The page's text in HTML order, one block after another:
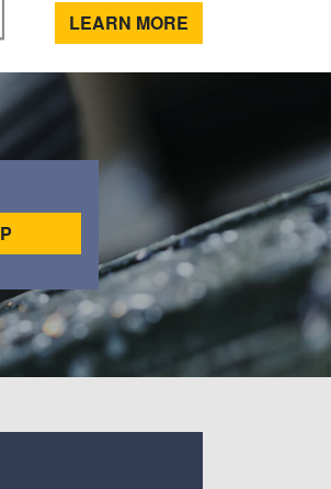
LEARN MORE